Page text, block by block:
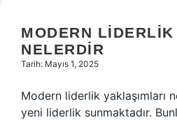
MODERN
NELERDIR
Tarih: Mayıs 1, 2025
Modern liderlik yaklaşımları
yeni liderlik sunmaktadır.